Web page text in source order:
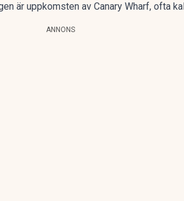
är uppkomsten av Canary Wharf, ofta
ANNONS